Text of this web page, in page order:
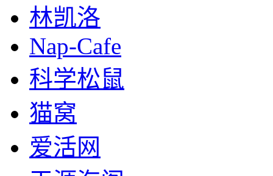
林凯洛
Nap-Cafe
科学松鼠
猫窝
爱活网